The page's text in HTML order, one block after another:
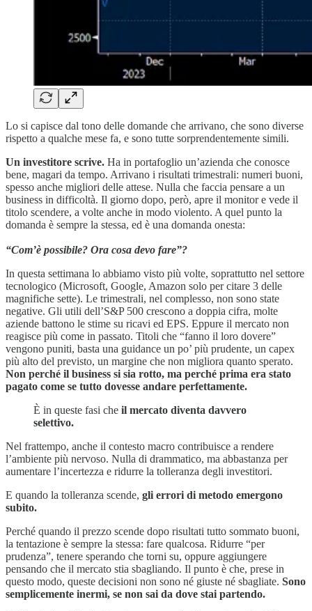
Lo si capisce dal tono delle domande che arrivano, che sono diverse
rispetto a qualche mese fa, e sono tutte sorprendentemente simili.
Un investitore scrive. Ha in portafoglio un’azienda che conosce
bene, magari da tempo. Arrivano i risultati trimestrali: numeri buoni,
spesso anche migliori delle attese. Nulla che faccia pensare a un
business in difficoltà. Il giorno dopo, però, apre il monitor e vede il
titolo scendere, a volte anche in modo violento. A quel punto la
domanda è sempre la stessa, ed è una domanda onesta:
“Com’è possibile? Ora cosa devo fare”?
In questa settimana lo abbiamo visto più volte, soprattutto nel settore
tecnologico (Microsoft, Google, Amazon solo per citare 3 delle
magnifiche sette). Le trimestrali, nel complesso, non sono state
negative. Gli utili dell’S&P 500 crescono a doppia cifra, molte
aziende battono le stime su ricavi ed EPS. Eppure il mercato non
reagisce più come in passato. Titoli che “fanno il loro dovere”
vengono puniti, basta una guidance un po’ più prudente, un capex
più alto del previsto, un margine che non migliora quanto sperato.
Non perché il business si sia rotto, ma perché prima era stato
pagato come se tutto dovesse andare perfettamente.
È in queste fasi che il mercato diventa davvero
selettivo.
Nel frattempo, anche il contesto macro contribuisce a rendere
l’ambiente più nervoso. Nulla di drammatico, ma abbastanza per
aumentare l’incertezza e ridurre la tolleranza degli investitori.
E quando la tolleranza scende, gli errori di metodo emergono
subito.
Perché quando il prezzo scende dopo risultati tutto sommato buoni,
la tentazione è sempre la stessa: fare qualcosa. Ridurre “per
prudenza”, tenere sperando che torni su, oppure aggiungere
pensando che il mercato stia sbagliando. Il punto è che, prese in
questo modo, queste decisioni non sono né giuste né sbagliate. Sono
semplicemente inermi, se non sai da dove stai partendo.